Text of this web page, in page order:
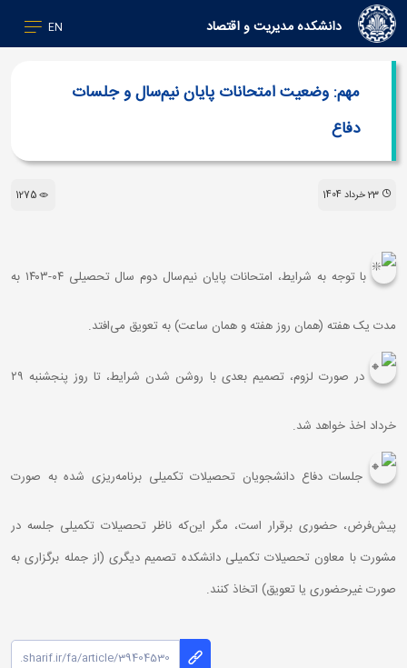
EN دانشکده مدیریت و اقتصاد
مهم: وضعیت امتحانات پایان نیم‌سال و جلسات
دفاع
23 خرداد 1404 1275
با توجه به شرایط، امتحانات پایان نیم‌سال دوم سال تحصیلی ۰۴-۱۴۰۳ به
مدت یک هفته (همان روز هفته و همان ساعت) به تعویق می‌افتد.
در صورت لزوم، تصمیم بعدی با روشن شدن شرایط، تا روز پنجشنبه ۲۹
خرداد اخذ خواهد شد.
جلسات دفاع دانشجویان تحصیلات تکمیلی برنامه‌ریزی شده به صورت
پیش‌فرض، حضوری برقرار است، مگر این‌که ناظر تحصیلات تکمیلی جلسه در
مشورت با معاون تحصیلات تکمیلی دانشکده تصمیم دیگری (از جمله برگزاری به
صورت غیرحضوری یا تعویق) اتخاذ کنند.